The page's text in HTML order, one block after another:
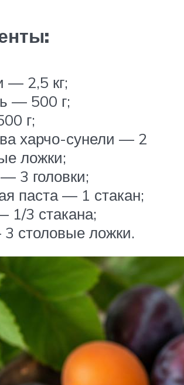
— 2,5 кг;
— 500 г;
г;
харчо-сунели — 2
ложки;
3 головки;
паста — 1 стакан;
1/3 стакана;
столовые ложки.